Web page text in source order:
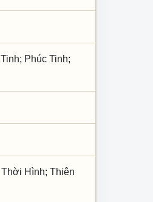
Phúc Tinh;
Hình; Thiên